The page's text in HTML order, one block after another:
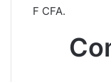
F CFA.